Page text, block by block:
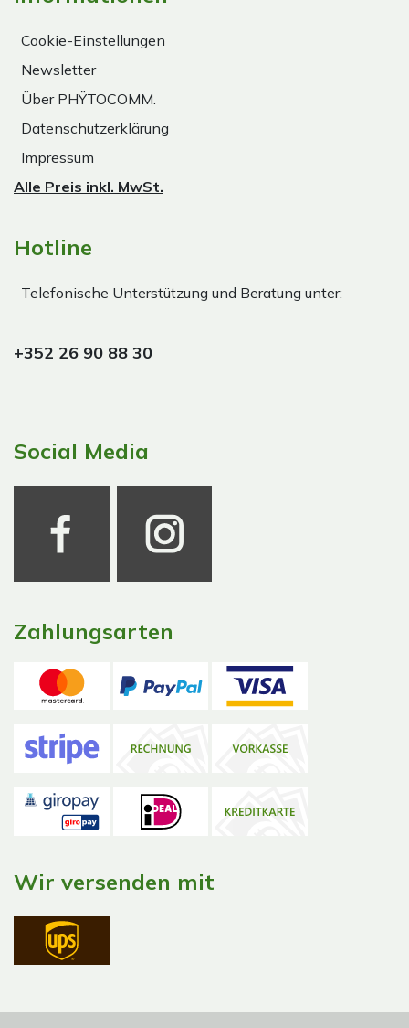
Cookie-Einstellungen
Newsletter
Über PHŸTOCOMM.
Datenschutzerklärung
Impressum
Alle Preis inkl. MwSt.
Hotline
Telefonische Unterstützung und Beratung unter:
+352 26 90 88 30
Social Media
Zahlungsarten
Wir versenden mit